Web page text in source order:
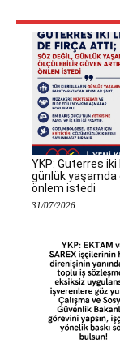
YKP: Guterres
günlük yaşamda
önlem istedi
31/07/2026